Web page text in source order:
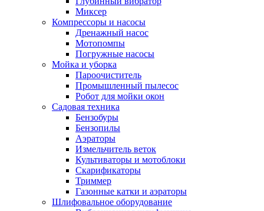
Миксер
Компрессоры и насосы
Дренажный насос
Мотопомпы
Погружные насосы
Мойка и уборка
Пароочиститель
Промышленный пылесос
Робот для мойки окон
Садовая техника
Бензобуры
Бензопилы
Аэраторы
Измельчитель веток
Культиваторы и мотоблоки
Скарификаторы
Триммер
Газонные катки и аэраторы
Шлифовальное оборудование